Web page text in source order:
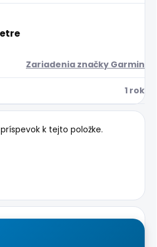
Zariadenia značky Garmin
1 rok
k tejto položke.